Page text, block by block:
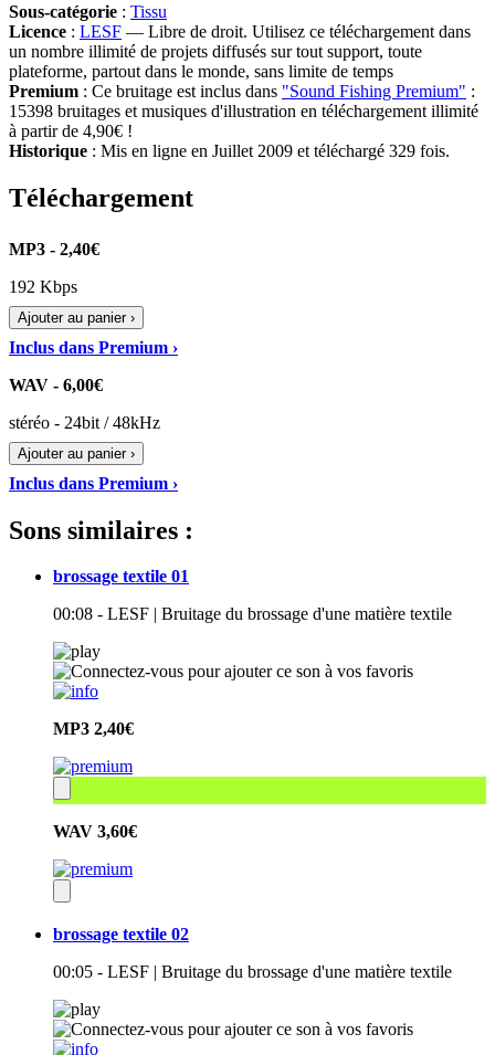
Sous-catégorie : Tissu
Licence : LESF — Libre de droit. Utilisez ce téléchargement dans
un nombre illimité de projets diffusés sur tout support, toute
plateforme, partout dans le monde, sans limite de temps
Premium : Ce bruitage est inclus dans "Sound Fishing Premium" :
15398 bruitages et musiques d'illustration en téléchargement illimité
à partir de 4,90€ !
Historique : Mis en ligne en Juillet 2009 et téléchargé 329 fois.
Téléchargement
MP3 - 2,40€
192 Kbps
Ajouter au panier ›
Inclus dans Premium ›
WAV - 6,00€
stéréo - 24bit / 48kHz
Ajouter au panier ›
Inclus dans Premium ›
Sons similaires :
brossage textile 01
00:08 - LESF | Bruitage du brossage d'une matière textile
MP3 2,40€
WAV 3,60€
brossage textile 02
00:05 - LESF | Bruitage du brossage d'une matière textile